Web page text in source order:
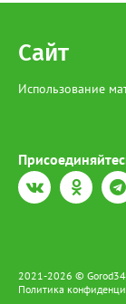
Сайт
Использование
2021-2026 ©
Политика